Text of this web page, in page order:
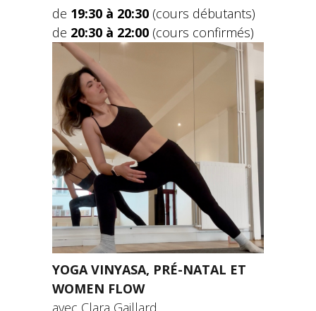
de 19:30 à 20:30 (cours débutants)
de 20:30 à 22:00 (cours confirmés)
YOGA VINYASA, PRÉ-NATAL ET
WOMEN FLOW
avec Clara Gaillard